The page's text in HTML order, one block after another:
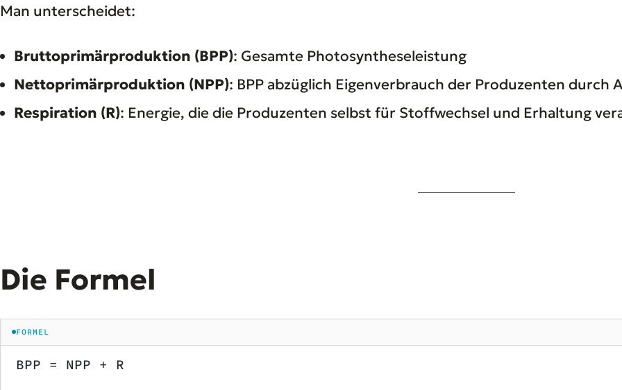
Man unterscheidet:
Bruttoprimärproduktion (BPP): Gesamte Photosyntheseleistung
Nettoprimärproduktion (NPP): BPP abzüglich Eigenverbrauch der Produzenten durch
Respiration (R): Energie, die die Produzenten selbst für Stoffwechsel und Erhaltung
Die Formel
FORMEL
BPP = NPP + R